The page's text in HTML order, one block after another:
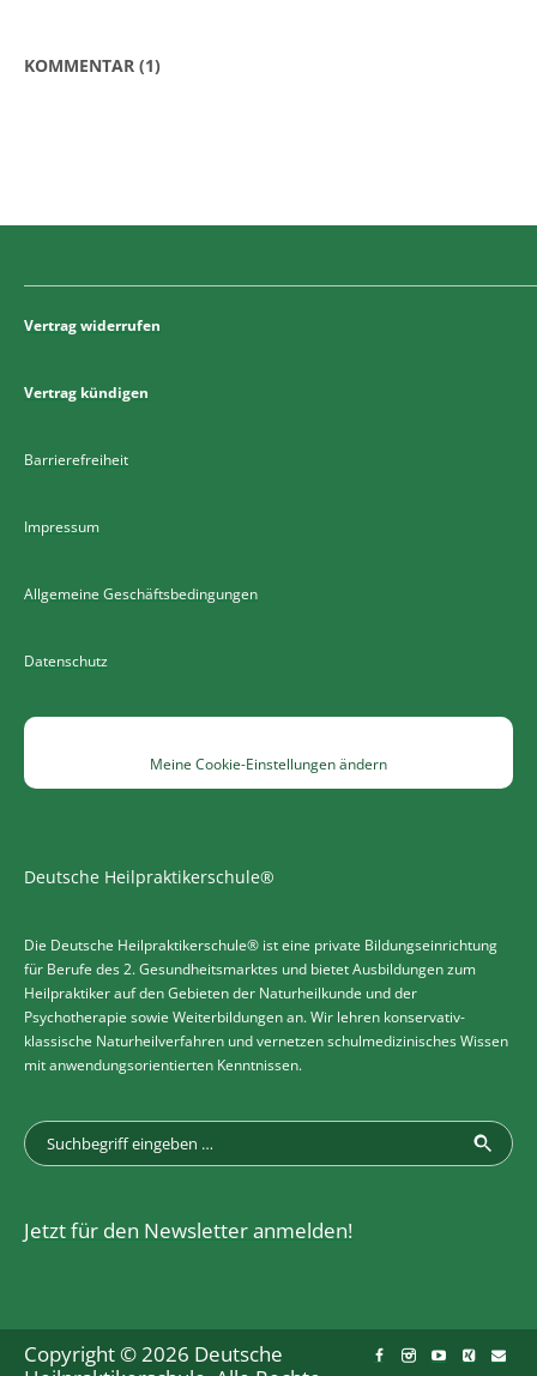
KOMMENTAR (1)
Vertrag widerrufen
Vertrag kündigen
Barrierefreiheit
Impressum
Allgemeine Geschäftsbedingungen
Datenschutz
Meine Cookie-Einstellungen ändern
Deutsche Heilpraktikerschule®
Die Deutsche Heilpraktikerschule® ist eine private Bildungseinrichtung
für Berufe des 2. Gesundheitsmarktes und bietet Ausbildungen zum
Heilpraktiker auf den Gebieten der Naturheilkunde und der
Psychotherapie sowie Weiterbildungen an. Wir lehren konservativ-
klassische Naturheilverfahren und vernetzen schulmedizinisches Wissen
mit anwendungsorientierten Kenntnissen.
Jetzt für den Newsletter anmelden!
Copyright © 2026 Deutsche